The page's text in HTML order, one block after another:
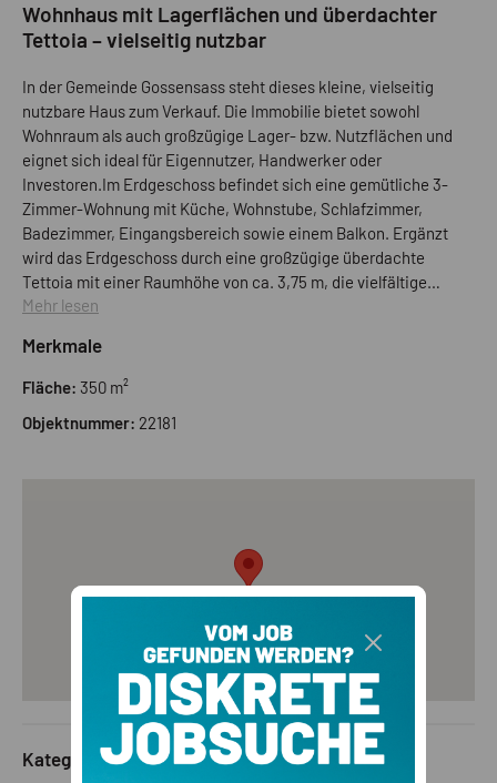
Wohnhaus mit Lagerflächen und überdachter
Tettoia – vielseitig nutzbar
In der Gemeinde Gossensass steht dieses kleine, vielseitig
nutzbare Haus zum Verkauf. Die Immobilie bietet sowohl
Wohnraum als auch großzügige Lager- bzw. Nutzflächen und
eignet sich ideal für Eigennutzer, Handwerker oder
Investoren.Im Erdgeschoss befindet sich eine gemütliche 3-
Zimmer-Wohnung mit Küche, Wohnstube, Schlafzimmer,
Badezimmer, Eingangsbereich sowie einem Balkon. Ergänzt
wird das Erdgeschoss durch eine großzügige überdachte
Tettoia mit einer Raumhöhe von ca. 3,75 m, die vielfältige
Nutzungsmöglichkeiten bietet – beispielsweise als
über ein geräumiges Magazin mit drei separaten
Räumlichkeiten sowie einem WC. Diese Flächen eignen sich
Zwecke.Besonders interessant für Bauträger und
insgesamt 1.050 m³ Wohnvolumen. Damit eröffnet sich eine
seltene Gelegenheit, wertvolle und verlegbare Baukubatur in
einer begehrten Lage Südtirols zu sichern und an einem
geeigneten Standort neu zu realisieren.Pflersch und
Gossensass bieten ein vielfältiges Freizeitprogramm:Ein
großzügig ausgebautes Wandernetz durch die faszinierende
BergweltGipfeltouren auf den imposanten Tribulaun oder die
WeißwandspitzeZahlreiche Mountainbike-Routen und
abwechslungsreiche TrailsFamilienfreundliche Themenwege
zur spielerischen NaturerkundungRasante Abfahrten mit den
Mehr lesen
Merkmale
Fläche: 350 m²
Objektnummer: 22181
Kategorie